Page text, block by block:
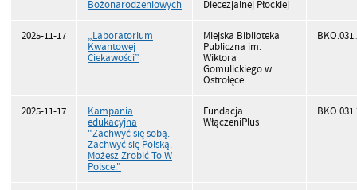
Bożonarodzeniowych
Diecezjalnej Płockiej
2025-11-17
„Laboratorium
Kwantowej
Ciekawości”
Miejska Biblioteka
Publiczna im.
Wiktora
Gomulickiego w
Ostrołęce
2025-11-17
Kampania
edukacyjna
"Zachwyć się sobą.
Zachwyć się Polską.
Możesz Zrobić To W
Polsce."
Fundacja
WłączeniPlus